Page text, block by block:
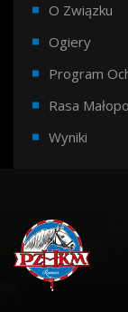
O Związku
Ogiery
Program
Rasa
Wyniki